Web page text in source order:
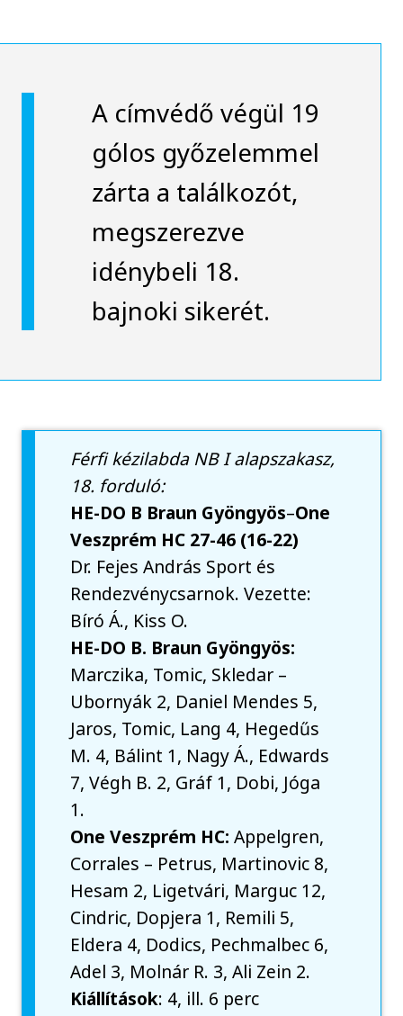
A címvédő végül 19
gólos győzelemmel
zárta a találkozót,
megszerezve
idénybeli 18.
bajnoki sikerét.
Férfi kézilabda NB I alapszakasz,
18. forduló:
HE-DO B Braun Gyöngyös–One
Veszprém HC 27-46 (16-22)
Dr. Fejes András Sport és
Rendezvénycsarnok. Vezette:
Bíró Á., Kiss O.
HE-DO B. Braun Gyöngyös:
Marczika, Tomic, Skledar –
Ubornyák 2, Daniel Mendes 5,
Jaros, Tomic, Lang 4, Hegedűs
M. 4, Bálint 1, Nagy Á., Edwards
7, Végh B. 2, Gráf 1, Dobi, Jóga
1.
One Veszprém HC:Appelgren,
Corrales – Petrus, Martinovic 8,
Hesam 2, Ligetvári, Marguc 12,
Cindric, Dopjera 1, Remili 5,
Eldera 4, Dodics, Pechmalbec 6,
Adel 3, Molnár R. 3, Ali Zein 2.
Kiállítások: 4, ill. 6 perc